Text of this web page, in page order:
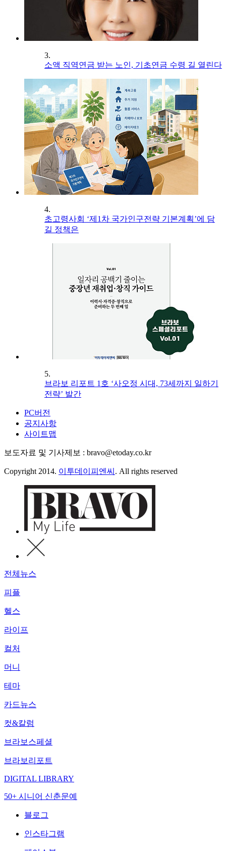
3.
소액 직역연금 받는 노인, 기초연금 수령 길 열린다
4.
초고령사회 ‘제1차 국가인구전략 기본계획’에 담
길 정책은
5.
브라보 리포트 1호 ‘사오정 시대, 73세까지 일하기
전략’ 발간
PC버전
공지사항
사이트맵
보도자료 및 기사제보 : bravo@etoday.co.kr
Copyright 2014. 이투데이피엔씨 . All rights reserved
전체뉴스
피플
헬스
라이프
컬처
머니
테마
카드뉴스
컷&칼럼
브라보스페셜
브라보리포트
DIGITAL LIBRARY
50+ 시니어 신춘문예
블로그
인스타그램